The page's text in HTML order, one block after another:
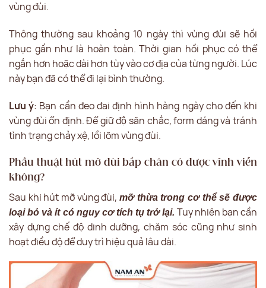
vùng đùi.
Thông thường sau khoảng 10 ngày thì vùng đùi sẽ hồi
phục gần như là hoàn toàn. Thời gian hồi phục có thể
ngắn hơn hoặc dài hơn tùy vào cơ địa của từng người. Lúc
này bạn đã có thể đi lại bình thường.
Lưu ý: Bạn cần đeo đai định hình hàng ngày cho đến khi
vùng đùi ổn định. Để giữ độ săn chắc, form dáng và tránh
tình trạng chảy xệ, lồi lõm vùng đùi.
Phẫu thuật hút mỡ đùi bắp chân có được vĩnh viễn
không?
Sau khi hút mỡ vùng đùi, mỡ thừa trong cơ thể sẽ được
loại bỏ và ít có nguy cơ tích tụ trở lại. Tuy nhiên bạn cần
xây dựng chế độ dinh dưỡng, chăm sóc cũng như sinh
hoạt điều độ để duy trì hiệu quả lâu dài.